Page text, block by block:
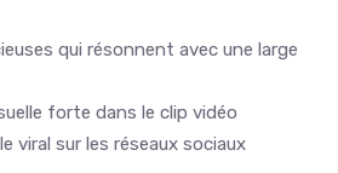
qui résonnent avec une large
forte dans le clip vidéo
viral sur les réseaux sociaux